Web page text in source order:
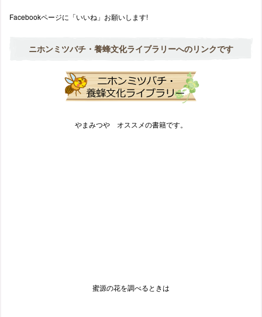
Facebookページに「いいね」お願いします!
ニホンミツバチ・養蜂文化ライブラリーへのリンクです
やまみつや オススメの書籍です。
蜜源の花を調べるときは